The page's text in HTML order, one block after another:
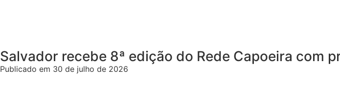
Salvador recebe 8ª edição do Rede Capoeira com
Publicado em 30 de julho de 2026